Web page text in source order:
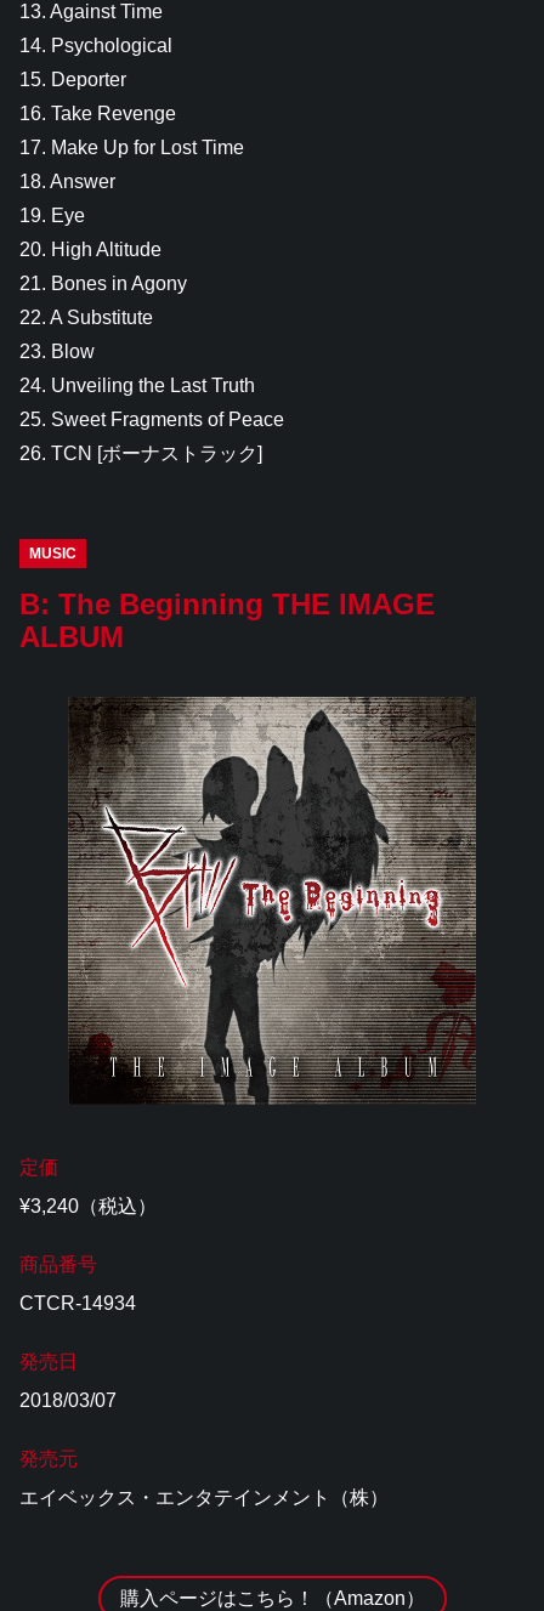
13. Against Time
14. Psychological
15. Deporter
16. Take Revenge
17. Make Up for Lost Time
18. Answer
19. Eye
20. High Altitude
21. Bones in Agony
22. A Substitute
23. Blow
24. Unveiling the Last Truth
25. Sweet Fragments of Peace
26. TCN [ボーナストラック]
MUSIC
B: The Beginning THE IMAGE
ALBUM
定価
¥3,240（税込）
商品番号
CTCR-14934
発売日
2018/03/07
発売元
エイベックス・エンタテインメント（株）
購入ページはこちら！（Amazon）